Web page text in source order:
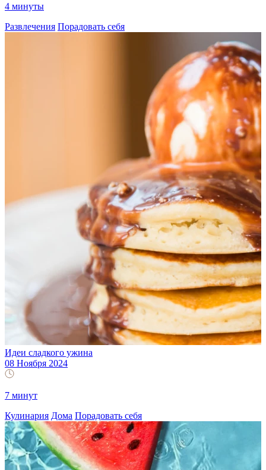
4 минуты
Развлечения Порадовать себя
Идеи сладкого ужина
08 Ноября 2024
7 минут
Кулинария Дома Порадовать себя